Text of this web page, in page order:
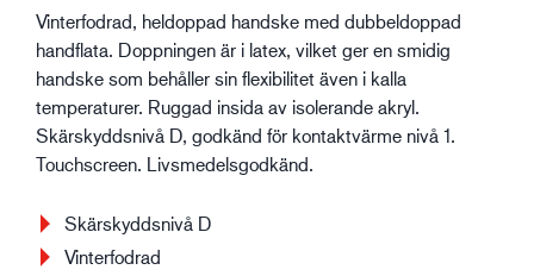
Vinterfodrad, heldoppad handske med dubbeldoppad
handflata. Doppningen är i latex, vilket ger en smidig
handske som behåller sin flexibilitet även i kalla
temperaturer. Ruggad insida av isolerande akryl.
Skärskyddsnivå D, godkänd för kontaktvärme nivå 1.
Touchscreen. Livsmedelsgodkänd.
Skärskyddsnivå D
Vinterfodrad